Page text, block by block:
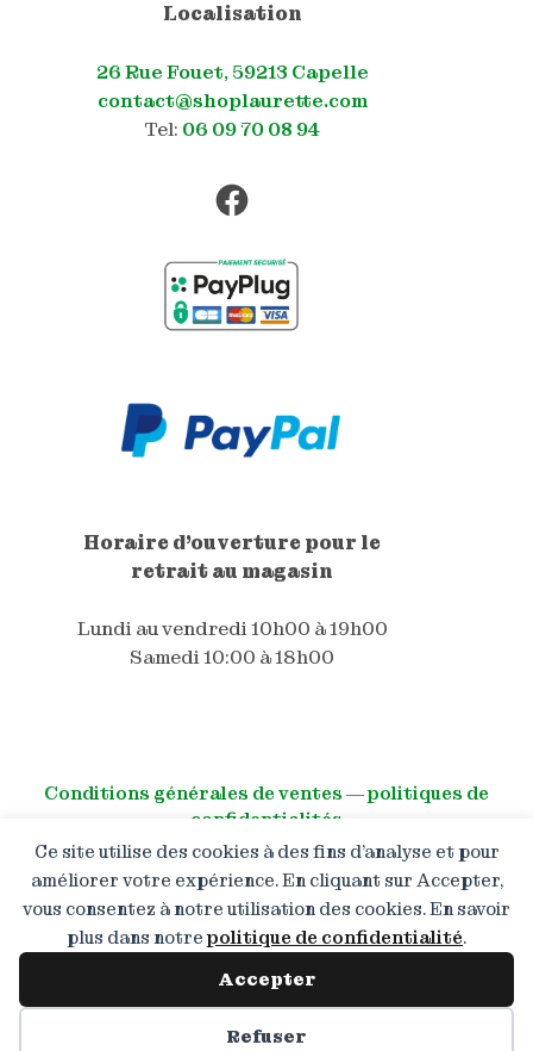
Ce site utilise des cookies à des fins d’analyse et pour
améliorer votre expérience. En cliquant sur Accepter,
vous consentez à notre utilisation des cookies. En savoir
plus dans notrepolitique de confidentialité.
Accepter
Refuser
Préférences des cookies
Localisation
26 Rue Fouet, 59213 Capelle
contact@shoplaurette.com
Tel: 06 09 70 08 94
Facebook
Horaire d'ouverture pour le
retrait au magasin
Lundi au vendredi 10h00 à 19h00
Samedi 10:00 à 18h00
Conditions générales de ventes ―politiques de
confidentialités
© All right reserved
Promotion de 10 % pour les
nouveaux clients lors de leur
) Code : SHOP10